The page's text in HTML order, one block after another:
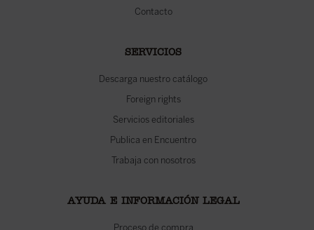
Contacto
SERVICIOS
Descarga nuestro catálogo
Foreign rights
Servicios editoriales
Publica en Encuentro
Trabaja con nosotros
AYUDA E INFORMACIÓN LEGAL
Proceso de compra